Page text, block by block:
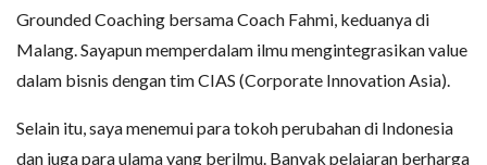
Grounded Coaching bersama Coach Fahmi, keduanya di
Malang. Sayapun memperdalam ilmu mengintegrasikan value
dalam bisnis dengan tim CIAS (Corporate Innovation Asia).
Selain itu, saya menemui para tokoh perubahan di Indonesia
dan juga para ulama yang berilmu. Banyak pelajaran berharga